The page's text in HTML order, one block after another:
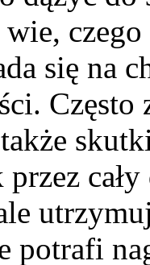
się na
Często
potrafi